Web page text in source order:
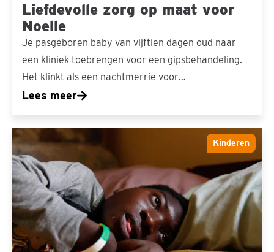
Liefdevolle zorg op maat voor
Noelle
Je pasgeboren baby van vijftien dagen oud naar
een kliniek toebrengen voor een gipsbehandeling.
Het klinkt als een nachtmerrie voor…
Lees meer
Kinderen
De
kracht
in
Dalitso
wil
gezien